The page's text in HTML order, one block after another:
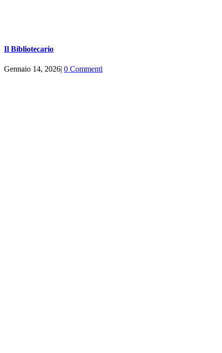
Il Bibliotecario
Gennaio 14, 2026| 0 Commenti